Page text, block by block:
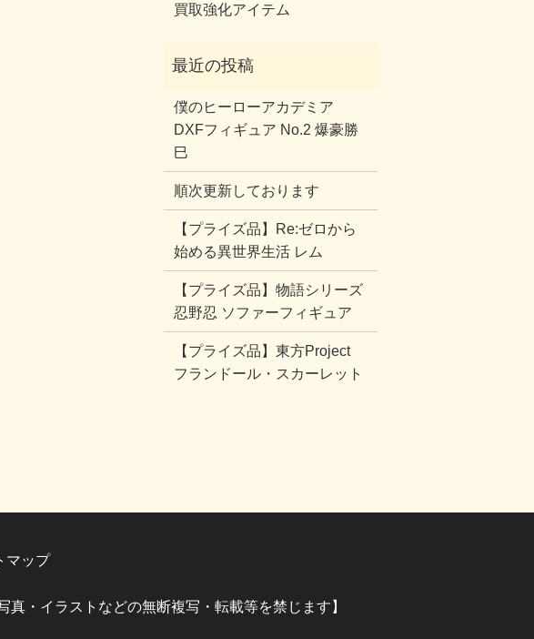
買取強化アイテム
僕のヒーローアカデミア
DXFフィギュア No.2 爆豪勝
巳
順次更新しております
【プライズ品】Re:ゼロから
始める異世界生活 レム
【プライズ品】物語シリーズ
忍野忍 ソファーフィギュア
【プライズ品】東方Project
フランドール・スカーレット
マップ
・イラストなどの無断複写・転載等を禁じます】